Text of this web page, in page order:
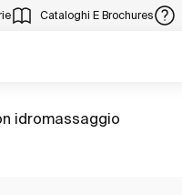
Cataloghi E Brochures
idromassaggio